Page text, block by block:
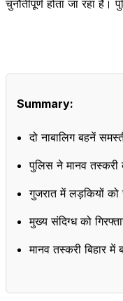
चुनौतीपूर्ण होता जा रहा
Summary:
दो नाबालिग बहनें
पुलिस ने मानव
गुजरात में लड़कियों को
मुख्य संदिग्ध को
मानव तस्करी बिहार में